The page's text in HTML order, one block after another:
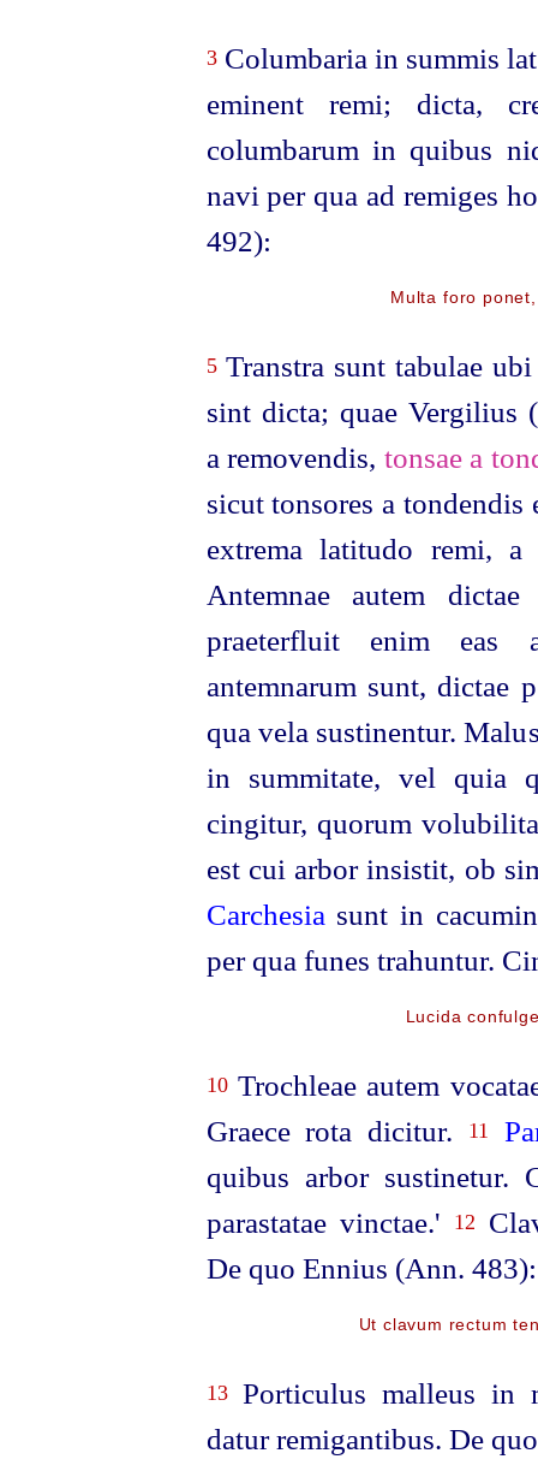
3Columbaria in summis
eminent remi; dicta,
columbarum in quibus
navi per qua ad remiges
492):
Multa foro
5Transtra sunt tabulae
sint dicta; quae
a removendis, tonsae a
sicut tonsores a
extrema latitudo remi,
Antemnae autem
praeterfluit enim eas
antemnarum sunt, dictae
qua vela sustinentur.
in summitate, vel quia
cingitur, quorum
est cui arbor insistit, ob
Carchesia sunt in
per qua funes trahuntur.
Lucida
10Trochleae autem
Graece rota dicitur.
11
quibus arbor sustinetur.
parastatae vinctae.'
12
De quo Ennius (Ann. 483):
Ut clavum rectum
13Porticulus malleus in
datur remigantibus. De